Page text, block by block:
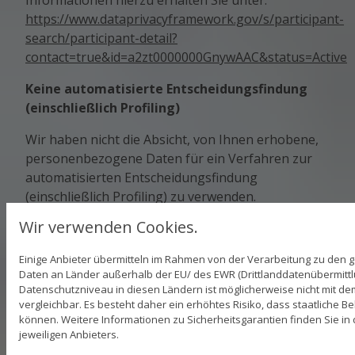
https://www.dataprivacyframework.gov/s/participant-
search/participant-detail?
contact=true&id=a2zt0000000GnywAAC&status=Active
Keine automatisierte Entscheidungsfindung
(einschließlich Profiling)
Wir haben nicht die Absicht, von Ihnen erhobene,
personenbezogene Daten für ein Verfahren zur
automatisierten Entscheidungsfindung
(einschließlich Profiling) zu verwenden.
Keine Verpflichtung zur Bereitstellung
Wir machen den Abschluss von Verträgen mit uns
nicht davon abhängig, dass Sie uns zuvor
personenbezogene Daten bereitstellen. Für Sie als
Websitebesucher besteht grundsätzlich keine
Wir verwenden Cookies.
Einige Anbieter übermitteln im Rahmen von der Verarbeitung zu den
Daten an Länder außerhalb der EU/ des EWR
Datenschutzniveau in diesen Ländern ist möglicherweise nicht mit
vergleichbar. Es besteht daher ein erhöhtes Risiko, dass staatliche
können. Weitere Informationen zu Sicherheitsgarantien finden Sie
jeweiligen Anbieters.